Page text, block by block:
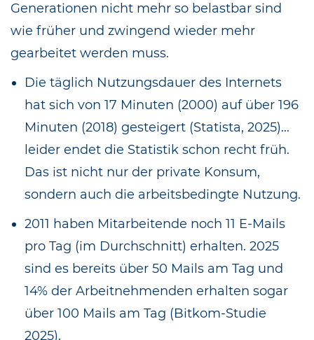
Generationen nicht mehr so belastbar sind
wie früher und zwingend wieder mehr
gearbeitet werden muss.
Die täglich Nutzungsdauer des Internets
hat sich von 17 Minuten (2000) auf über 196
Minuten (2018) gesteigert (Statista, 2025)...
leider endet die Statistik schon recht früh.
Das ist nicht nur der private Konsum,
sondern auch die arbeitsbedingte Nutzung.
2011 haben Mitarbeitende noch 11 E-Mails
pro Tag (im Durchschnitt) erhalten. 2025
sind es bereits über 50 Mails am Tag und
14% der Arbeitnehmenden erhalten sogar
über 100 Mails am Tag (Bitkom-Studie
2025).